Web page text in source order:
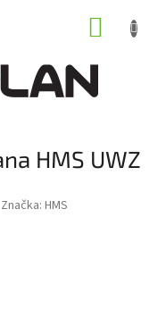
HMS UWZ
Značka: HMS